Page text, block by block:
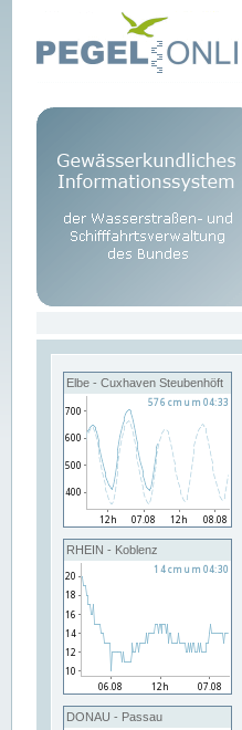
Elbe - Cuxhaven Steubenhöft
RHEIN - Koblenz
DONAU - Passau